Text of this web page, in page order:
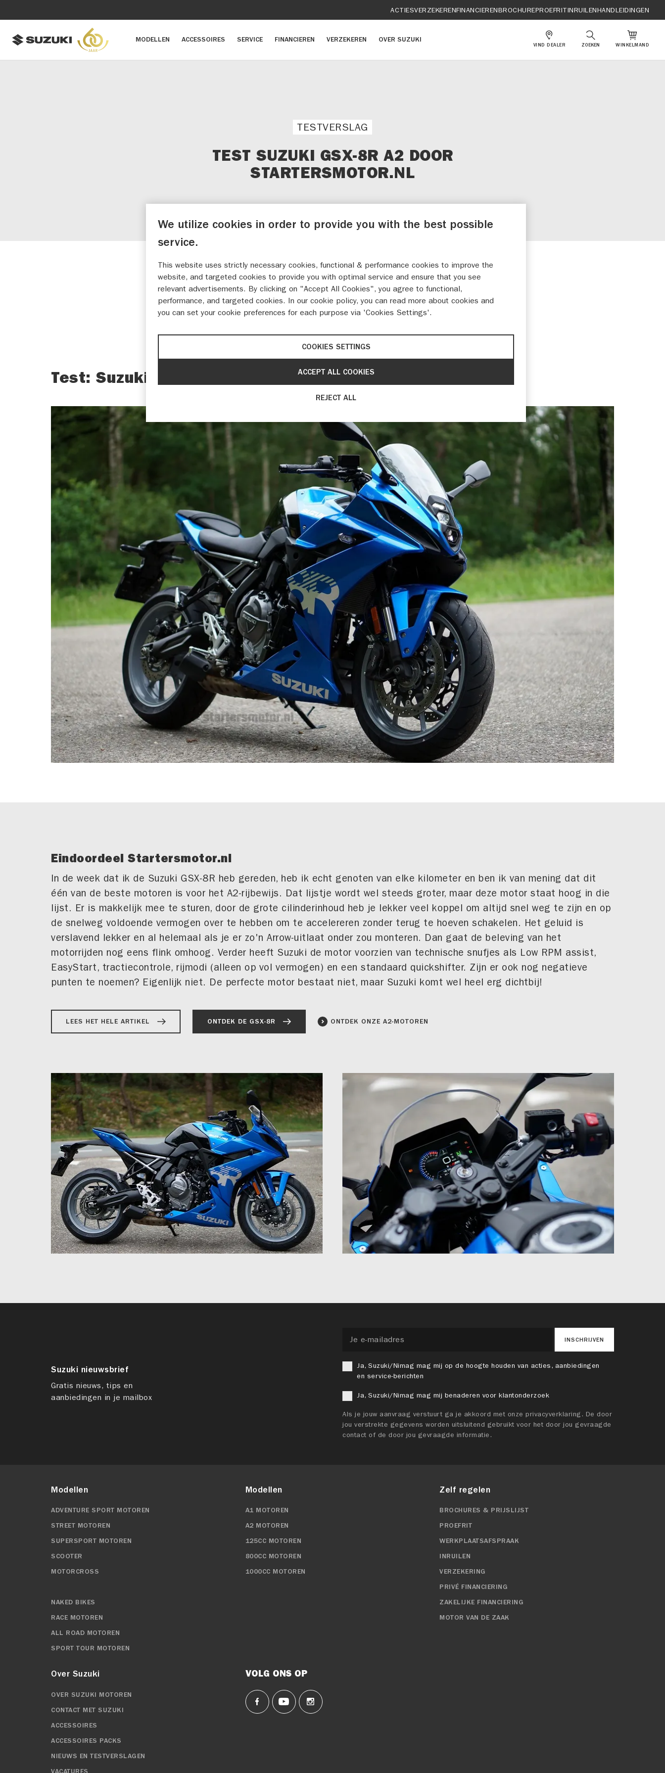
ACTIESVERZEKERENFINANCIERENBROCHUREPROEFRITINRUILENHANDLEIDINGEN
MODELLEN ACCESSOIRES SERVICE FINANCIEREN VERZEKEREN OVER SUZUKI
VIND DEALER ZOEKEN WINKELMAND
TESTVERSLAG
TEST SUZUKI GSX-8R A2 DOOR
STARTERSMOTOR.NL
Motoren Nieuws Test: Suzuki GSX-8R A2 door Startersmotor.nl
Test: Suzuki GSX-8R A2 (mei 2024)
Eindoordeel Startersmotor.nl
In de week dat ik de Suzuki GSX-8R heb gereden, heb ik echt genoten van elke kilometer en ben ik van mening dat dit
één van de beste motoren is voor het A2-rijbewijs. Dat lijstje wordt wel steeds groter, maar deze motor staat hoog in die
lijst. Er is makkelijk mee te sturen, door de grote cilinderinhoud heb je lekker veel koppel om altijd snel weg te zijn en op
de snelweg voldoende vermogen over te hebben om te accelereren zonder terug te hoeven schakelen. Het geluid is
verslavend lekker en al helemaal als je er zo'n Arrow-uitlaat onder zou monteren. Dan gaat de beleving van het
motorrijden nog eens flink omhoog. Verder heeft Suzuki de motor voorzien van technische snufjes als Low RPM assist,
EasyStart, tractiecontrole, rijmodi (alleen op vol vermogen) en een standaard quickshifter. Zijn er ook nog negatieve
punten te noemen? Eigenlijk niet. De perfecte motor bestaat niet, maar Suzuki komt wel heel erg dichtbij!
LEES HET HELE ARTIKEL ONTDEK DE GSX-8R ONTDEK ONZE A2-MOTOREN
Suzuki nieuwsbrief
Gratis nieuws, tips en
aanbiedingen in je mailbox
INSCHRIJVEN
Ja, Suzuki/Nimag mag mij op de hoogte houden van acties, aanbiedingen
en service-berichten
Ja, Suzuki/Nimag mag mij benaderen voor klantonderzoek
Als je jouw aanvraag verstuurt ga je akkoord met onze privacyverklaring. De door
jou verstrekte gegevens worden uitsluitend gebruikt voor het door jou gevraagde
contact of de door jou gevraagde informatie.
Modellen
ADVENTURE SPORT MOTOREN
STREET MOTOREN
SUPERSPORT MOTOREN
SCOOTER
MOTORCROSS
NAKED BIKES
RACE MOTOREN
ALL ROAD MOTOREN
SPORT TOUR MOTOREN
Modellen
A1 MOTOREN
A2 MOTOREN
125CC MOTOREN
800CC MOTOREN
1000CC MOTOREN
Zelf regelen
BROCHURES & PRIJSLIJST
PROEFRIT
WERKPLAATSAFSPRAAK
INRUILEN
VERZEKERING
PRIVÉ FINANCIERING
ZAKELIJKE FINANCIERING
MOTOR VAN DE ZAAK
Over Suzuki
OVER SUZUKI MOTOREN
CONTACT MET SUZUKI
ACCESSOIRES
ACCESSOIRES PACKS
NIEUWS EN TESTVERSLAGEN
VOLG ONS OP
We utilize cookies in order to provide you with the best possible
service.
This website uses strictly necessary cookies, functional & performance cookies to improve the
website, and targeted cookies to provide you with optimal service and ensure that you see
relevant advertisements. By clicking on "Accept All Cookies", you agree to functional,
performance, and targeted cookies. In our cookie policy, you can read more about cookies and
you can set your cookie preferences for each purpose via 'Cookies Settings'.
COOKIES SETTINGS
REJECT ALL
ACCEPT ALL COOKIES